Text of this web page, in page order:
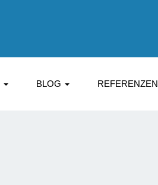
BLOG REFERENZEN